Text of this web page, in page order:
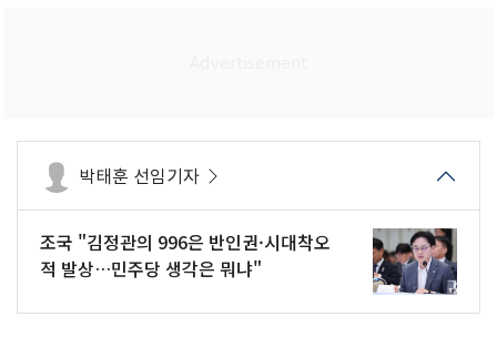
박태훈 선임기자
조국 "김정관의 996은 반인권·시대착오
적 발상…민주당 생각은 뭐냐"